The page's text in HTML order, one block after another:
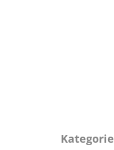
Kategorie